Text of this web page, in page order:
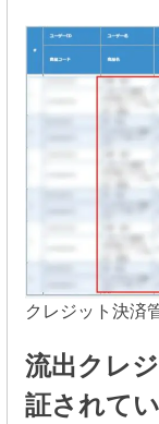
クレジット決済
流出クレ
証されて